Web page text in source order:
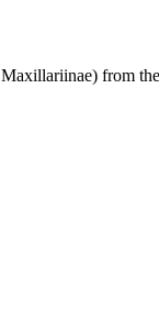
from